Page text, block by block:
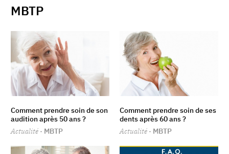
MBTP
Comment prendre soin de son
audition après 50 ans ?
Actualité · MBTP
Comment prendre soin de ses
dents après 60 ans ?
Actualité · MBTP